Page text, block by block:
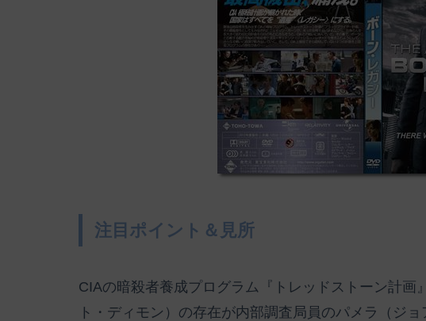
注目ポイント＆見所
CIAの暗殺者養成プログラム『トレッドストーン計画
ト・ディモン）の存在が内部調査局員のパメラ（ジ